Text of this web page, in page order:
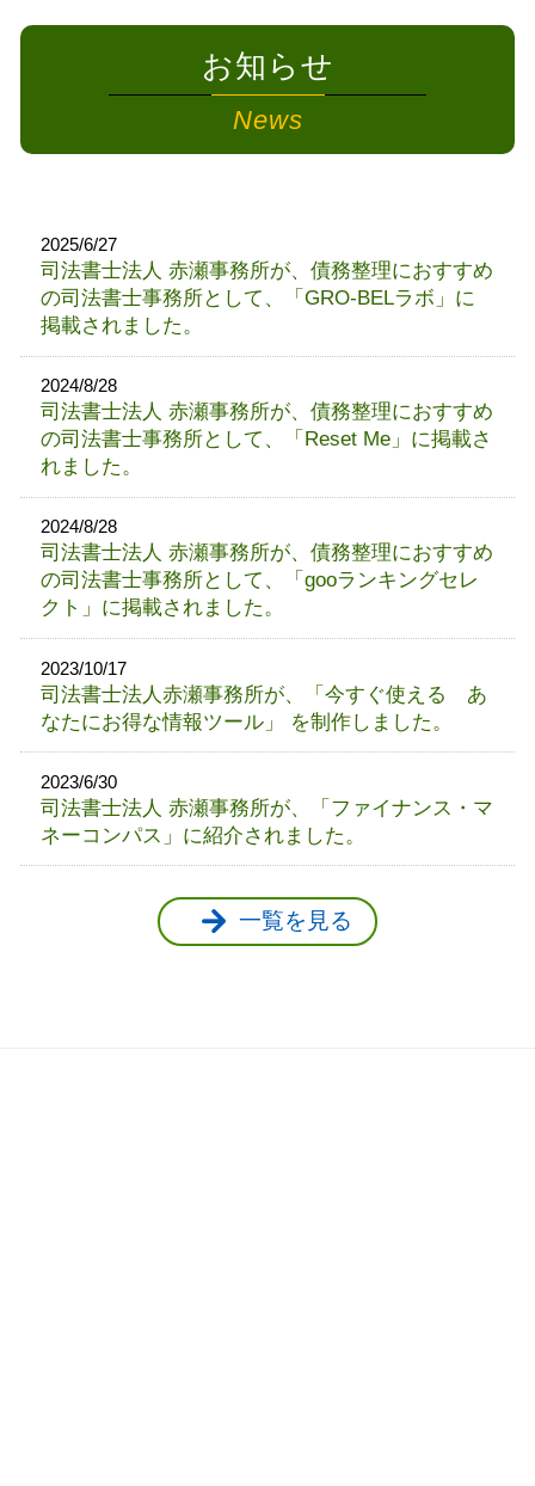
お知らせ
News
2025/6/27
司法書士法人 赤瀬事務所が、債務整理におすすめ
の司法書士事務所として、「GRO-BELラボ」に
掲載されました。
2024/8/28
司法書士法人 赤瀬事務所が、債務整理におすすめ
の司法書士事務所として、「Reset Me」に掲載さ
れました。
2024/8/28
司法書士法人 赤瀬事務所が、債務整理におすすめ
の司法書士事務所として、「gooランキングセレ
クト」に掲載されました。
2023/10/17
司法書士法人赤瀬事務所が、「今すぐ使える あ
なたにお得な情報ツール」 を制作しました。
2023/6/30
司法書士法人 赤瀬事務所が、「ファイナンス・マ
ネーコンパス」に紹介されました。
一覧を見る